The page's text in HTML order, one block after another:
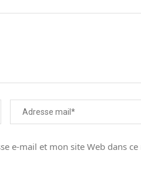
e-mail et mon site Web dans